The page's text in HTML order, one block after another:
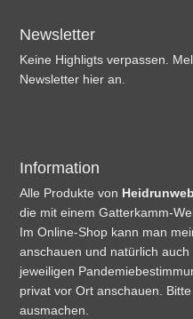
Newsletter
Keine Highligts verpassen.
Newsletter hier an.
Information
Alle Produkte von
die mit einem Gatterkamm-
Im Online-Shop kann man
anschauen und natürlich
jeweiligen
privat vor Ort anschauen.
ausmachen.